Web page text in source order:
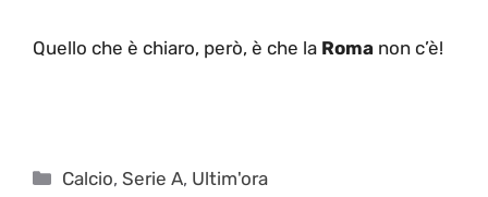
Quello che è chiaro, però, è che la Roma non c’è!
Categorie
Calcio,Serie A, Ultim'ora